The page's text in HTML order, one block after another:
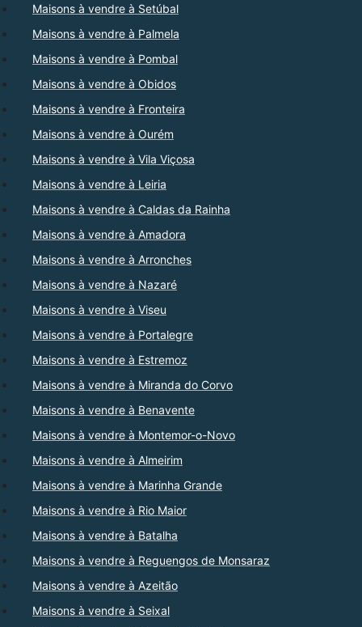
Maisons à vendre à Setúbal
Maisons à vendre à Palmela
Maisons à vendre à Pombal
Maisons à vendre à Obidos
Maisons à vendre à Fronteira
Maisons à vendre à Ourém
Maisons à vendre à Vila Viçosa
Maisons à vendre à Leiria
Maisons à vendre à Caldas da Rainha
Maisons à vendre à Amadora
Maisons à vendre à Arronches
Maisons à vendre à Nazaré
Maisons à vendre à Viseu
Maisons à vendre à Portalegre
Maisons à vendre à Estremoz
Maisons à vendre à Miranda do Corvo
Maisons à vendre à Benavente
Maisons à vendre à Montemor-o-Novo
Maisons à vendre à Almeirim
Maisons à vendre à Marinha Grande
Maisons à vendre à Rio Maior
Maisons à vendre à Batalha
Maisons à vendre à Reguengos de Monsaraz
Maisons à vendre à Azeitão
Maisons à vendre à Seixal